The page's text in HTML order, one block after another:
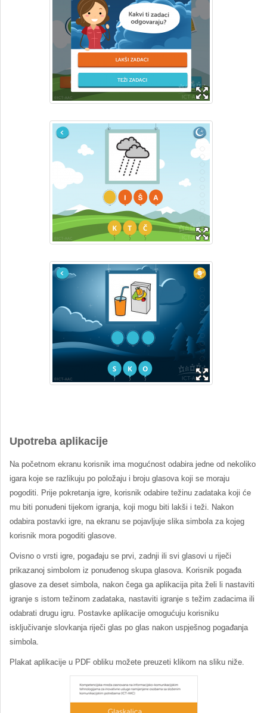
Upotreba aplikacije
Na početnom ekranu korisnik ima mogućnost odabira jedne od nekoliko
igara koje se razlikuju po položaju i broju glasova koji se moraju
pogoditi. Prije pokretanja igre, korisnik odabire težinu zadataka koji će
mu biti ponuđeni tijekom igranja, koji mogu biti lakši i teži. Nakon
odabira postavki igre, na ekranu se pojavljuje slika simbola za kojeg
korisnik mora pogoditi glasove.
Ovisno o vrsti igre, pogađaju se prvi, zadnji ili svi glasovi u riječi
prikazanoj simbolom iz ponuđenog skupa glasova. Korisnik pogađa
glasove za deset simbola, nakon čega ga aplikacija pita želi li nastaviti
igranje s istom težinom zadataka, nastaviti igranje s težim zadacima ili
odabrati drugu igru. Postavke aplikacije omogućuju korisniku
isključivanje slovkanja riječi glas po glas nakon uspješnog pogađanja
simbola.
Plakat aplikacije u PDF obliku možete preuzeti klikom na sliku niže.